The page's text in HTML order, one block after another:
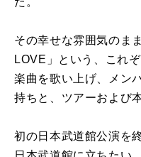
その幸せな雰囲気のま
LOVE」という、これ
楽曲を歌い上げ、メン
持ちと、ツアーおよび
初の日本武道館公演を